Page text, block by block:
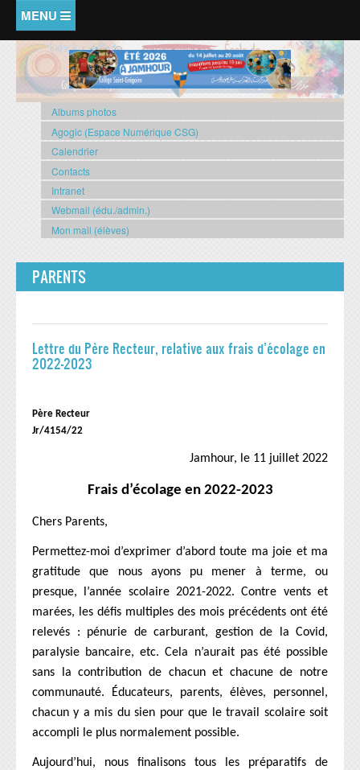
ACCUEIL
COMITÉ DES PARENTS
COMPLÉMENTAIRE
Agenda scolaire (Complémentaire)
Délégués
Horaire des classes
Menu de la cantine
Agenda scolaire (primaire 2)
Délégués
Agenda scolaire (primaire 1)
Horaire des classes
PRÉSCOLAIRE
Agenda scolaire (Préscolaire)
Horaire des classes
SITE CNDJ
CARNET DE FAMILLE
CONTACTS
Albums photos
Agogic (Espace Numérique CSG)
Calendrier
Contacts
Intranet
Webmail (édu./admin.)
Mon mail (élèves)
PARENTS
Lettre du Père Recteur, relative aux frais d’écolage en
2022-2023
Père Recteur
Jr/4154/22
Jamhour, le 11 juillet 2022
Frais d’écolage en 2022-2023
Chers Parents,
Permettez-moi d’exprimer d’abord toute ma joie et ma
gratitude que nous ayons pu mener à terme, ou
presque, l’année scolaire 2021-2022. Contre vents et
marées, les défis multiples des mois précédents ont été
relevés : pénurie de carburant, gestion de la Covid,
paralysie bancaire, etc. Cela n’aurait pas été possible
sans la contribution de chacun et chacune de notre
communauté. Éducateurs, parents, élèves, personnel,
chacun y a mis du sien pour que le travail scolaire soit
accompli le plus normalement possible.
Aujourd’hui, nous finalisons tous les préparatifs de